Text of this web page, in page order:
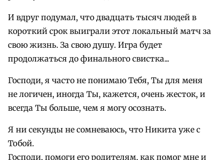
И вдруг подумал, что двадцать тысяч людей в
короткий срок выиграли этот локальный матч за
свою жизнь. За свою душу. Игра будет
продолжаться до финального свистка...
Господи, я часто не понимаю Тебя, Ты для меня
не логичен, иногда Ты, кажется, очень жесток, и
всегда Ты больше, чем я могу осознать.
Я ни секунды не сомневаюсь, что Никита уже с
Тобой.
Господи, помоги его родителям, как помог мне и